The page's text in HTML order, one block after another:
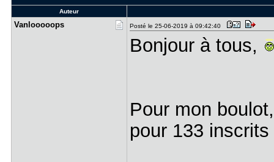
Auteur
Vanlooooop​s Posté le 25-06-2019 à 09:42:40
Bonjour à tous,
Pour mon
pour 133